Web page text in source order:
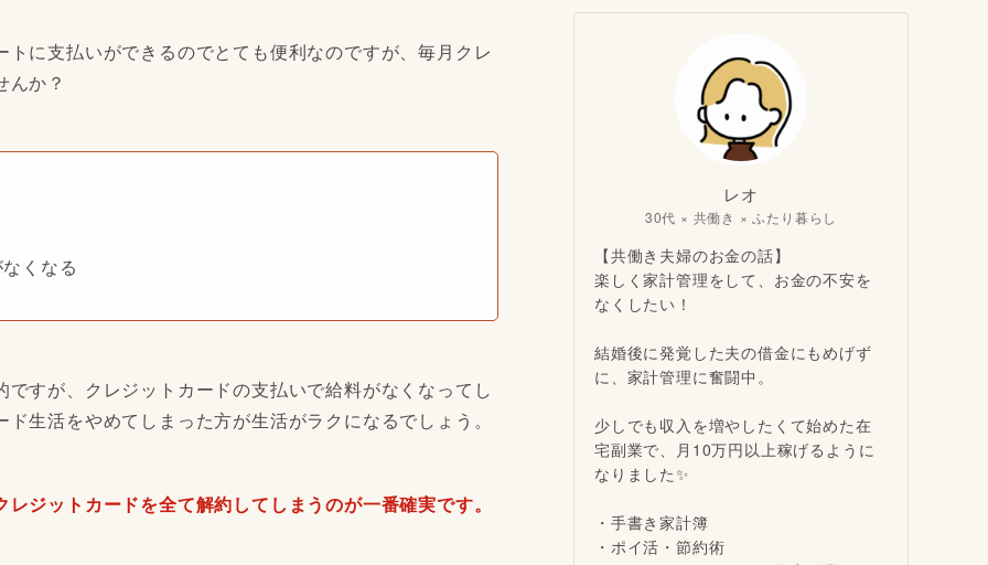
に支払いができるのでとても便利なのですが、毎月クレ
んか？
くなる
すが、クレジットカードの支払いで給料がなくなってし
生活をやめてしまった方が生活がラクになるでしょう。
ジットカードを全て解約してしまうのが一番確実です。
レオ
30代 × 共働き × ふたり暮らし
【共働き夫婦のお金の話】
楽しく家計管理をして、お金の不安を
なくしたい！
結婚後に発覚した夫の借金にもめげず
に、家計管理に奮闘中。
少しでも収入を増やしたくて始めた在
宅副業で、月10万円以上稼げるように
なりました✨
・手書き家計簿
・ポイ活・節約術